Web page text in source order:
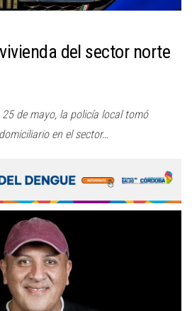
del sector norte
de mayo, la policía local tomó
en el sector…